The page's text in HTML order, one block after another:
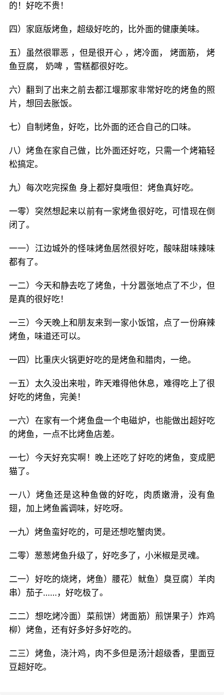
的！好吃不贵！
四）家庭版烤鱼，超级好吃的，比外面的健康美味。
五）虽然很罪恶 ，但是很开心 ，烤冷面， 烤面筋， 烤
鱼豆腐， 奶啤 ，雪糕都很好吃。
六）翻到了出来之前去都江堰那家非常好吃的烤鱼的照
片，想回去胀饭。
七）自制烤鱼，好吃，比外面的还合自己的口味。
八）烤鱼在家自己做，比外面还好吃，只需一个烤箱轻
松搞定。
九）每次吃完探鱼 身上都好臭哦但：烤鱼真好吃。
一零）突然想起来以前有一家烤鱼很好吃，可惜现在倒
闭了。
一一）江边城外的怪味烤鱼居然很好吃，酸味甜味辣味
都有了。
一二）今天和静去吃了烤鱼，十分嚣张地点了不少，但
是真的很好吃！
一三）今天晚上和朋友来到一家小饭馆，点了一份麻辣
烤鱼，味道还可以。
一四）比重庆火锅更好吃的是烤鱼和腊肉，一绝。
一五）太久没出来啦，昨天难得他休息，难得吃上了很
好吃的烤鱼，完美！
一六）在家有一个烤鱼盘一个电磁炉，也能做出超好吃
的烤鱼，一点不比烤鱼店差。
一七）今天好充实啊！晚上还吃了好吃的烤鱼，变成肥
猫了。
一八）烤鱼还是这种鱼做的好吃，肉质嫩滑，没有鱼
翅，加上烤鱼酱调味，好吃呀。
一九）烤鱼蛮好吃的，可是还想吃蟹肉煲。
二零）葱葱烤鱼升级了，好吃多了，小米椒是灵魂。
二一）好吃的烧烤，烤鱼）腰花）鱿鱼）臭豆腐）羊肉
串）茄子……，好吃极了。
二二）想吃烤冷面）菜煎饼）烤面筋）煎饼果子）炸鸡
柳）烤鱼，还有好多好多好吃的。
二三）烤鱼，浇汁鸡，肉不多但是汤汁超级香，里面豆
豆超好吃。